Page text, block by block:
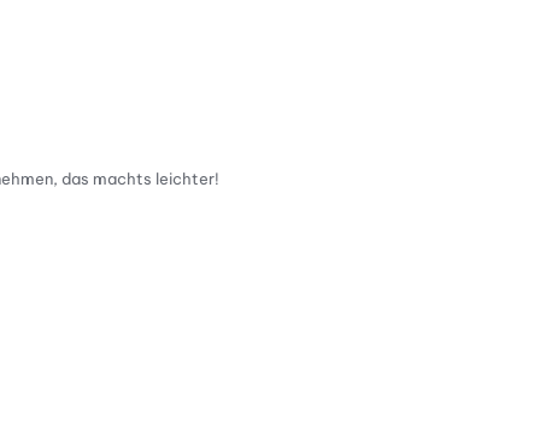
das machts leichter!